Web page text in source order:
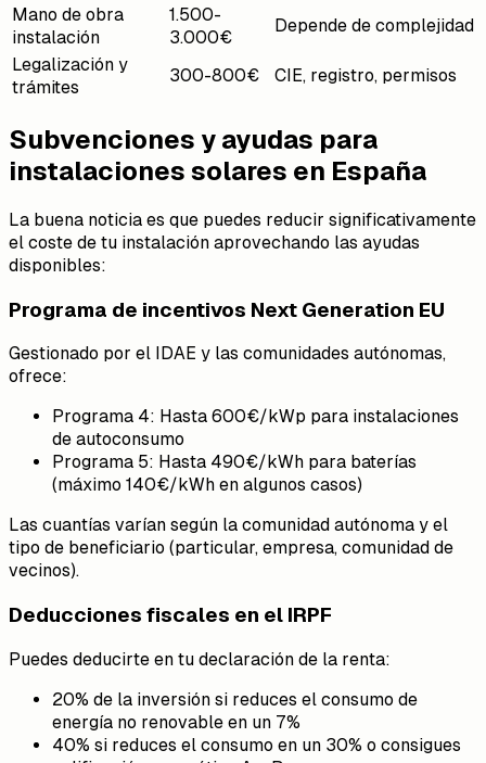
Mano de obra
instalación
1.500-
3.000€
Depende de complejidad
Legalización y
trámites
300-800€ CIE, registro, permisos
Subvenciones y ayudas para
instalaciones solares en España
La buena noticia es que puedes reducir significativamente
el coste de tu instalación aprovechando las ayudas
disponibles:
Programa de incentivos Next Generation EU
Gestionado por el IDAE y las comunidades autónomas,
ofrece:
Programa 4: Hasta 600€/kWp para instalaciones
de autoconsumo
Programa 5: Hasta 490€/kWh para baterías
(máximo 140€/kWh en algunos casos)
Las cuantías varían según la comunidad autónoma y el
tipo de beneficiario (particular, empresa, comunidad de
vecinos).
Deducciones fiscales en el IRPF
Puedes deducirte en tu declaración de la renta:
20% de la inversión si reduces el consumo de
energía no renovable en un 7%
40% si reduces el consumo en un 30% o consigues